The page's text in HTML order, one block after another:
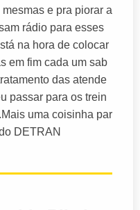
e pra piorar a
rádio para esses
na hora de colocar
em fim cada um sab
das atende
passar para os trein
uma coisinha par
DETRAN